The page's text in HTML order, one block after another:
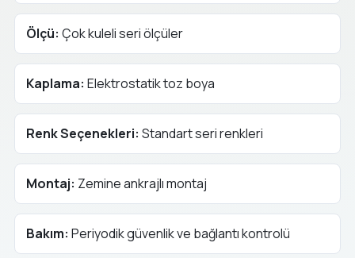
Ölçü: Çok kuleli seri ölçüler
Kaplama: Elektrostatik toz boya
Renk Seçenekleri: Standart seri renkleri
Montaj: Zemine ankrajlı montaj
Bakım: Periyodik güvenlik ve bağlantı kontrolü